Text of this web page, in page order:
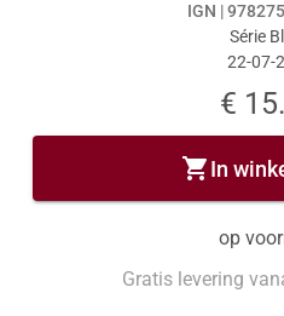
IGN |
Série
22-07-
€
shopping_cartIn
op
Gratis levering